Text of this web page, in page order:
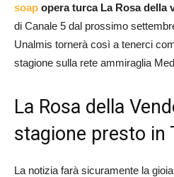
soap opera turca La Rosa della
di Canale 5 dal prossimo
Unalmis tornerà così a tenerci
stagione sulla rete ammiraglia
La Rosa della
stagione presto in
La notizia farà sicuramente la